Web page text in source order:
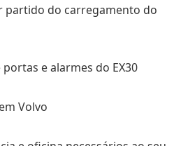
partido do carregamento do
e alarmes do EX30
Volvo